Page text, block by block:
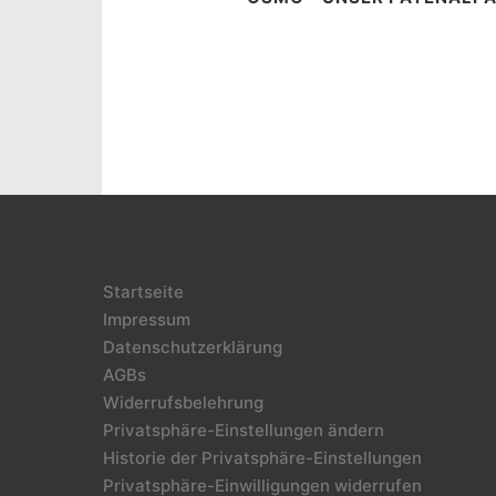
Startseite
Impressum
Datenschutzerklärung
AGBs
Widerrufsbelehrung
Privatsphäre-Einstellungen ändern
Historie der Privatsphäre-Einstellungen
Privatsphäre-Einwilligungen widerrufen